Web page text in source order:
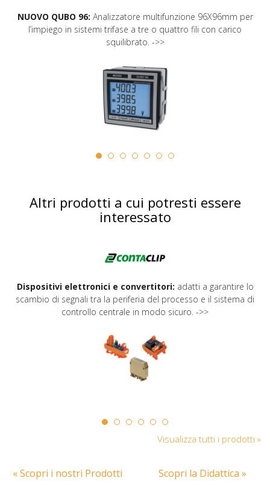
NUOVO QUBO 96: Analizzatore multifunzione 96X96mm per
l’impiego in sistemi trifase a tre o quattro fili con carico
squilibrato. ->>
Altri prodotti a cui potresti essere
interessato
Dispositivi elettronici e convertitori: adatti a garantire lo
scambio di segnali tra la periferia del processo e il sistema di
controllo centrale in modo sicuro. ->>
Visualizza tutti i prodotti »
« Scopri i nostri Prodotti Scopri la Didattica »